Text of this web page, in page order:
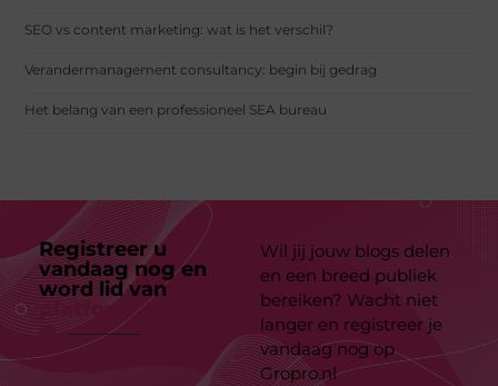
SEO vs content marketing: wat is het verschil?
Verandermanagement consultancy: begin bij gedrag
Het belang van een professioneel SEA bureau
Registreer u
vandaag nog en
word lid van
platform
Wil jij jouw blogs delen
en een breed publiek
bereiken? Wacht niet
langer en registreer je
vandaag nog op
Gropro.nl